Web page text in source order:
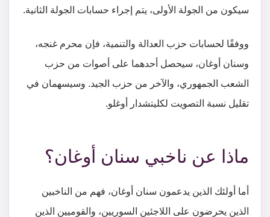
سيكون من الجولة الأولى، يتم إجراء حسابات الجولة الثانية.
ووفقًا لحسابات حزب العدالة والتنمية، فإن محرم غنجه،
وسنان أوغان، سيحصل أحدهما على أصوات من حزب
الشعب الجمهوري، والآخر من حزب الجيد. وسيسهمان في
تقليل نسبة التصويت لكليتشدار أوغلو.
ماذا عن ناخبي سنان أوغان؟
أما أولئك الذين يدعمون سنان أوغان، فهم من الناخبين
الذين يحرضون على اللاجئين السوريين، والقوميين الذين